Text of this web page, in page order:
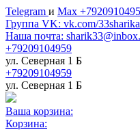
Telegram и Max
Группа VK: vk.com/33sharika
Наша почта:
+79209104959
ул. Северная 1 Б
+79209104959
ул. Северная 1 Б
Ваша корзина:
Корзина: